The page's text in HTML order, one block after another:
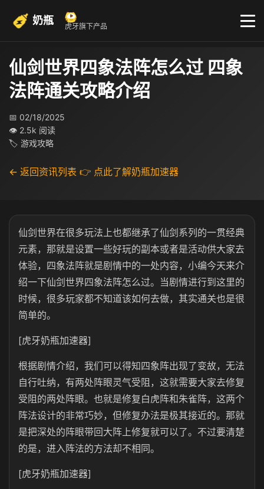
奶瓶 虎牙旗下产品
仙剑世界四象法阵怎么过 四象
法阵通关攻略介绍
📅 02/18/2025
👁 2.5k 阅读
🏷 游戏攻略
← 返回资讯列表 👉 点此了解奶瓶加速器
仙剑世界在很多玩法上也都继承了仙剑系列的一贯经典
元素，那就是设置一些好玩的副本或者是活动供大家去
体验，四象法阵就是剧情中的一处内容，小编今天来介
绍一下仙剑世界四象法阵怎么过。当剧情进行到这里的
时候，很多玩家都不知道该如何去做，其实通关也是很
简单的。
[虎牙奶瓶加速器]
根据剧情介绍，我们可以得知四象阵出现了变故，无法
自行吐纳，有两处阵眼灵气受阻，这就需要大家去修复
受阻的两处阵眼。也就是修复白虎阵和朱雀阵，这两个
阵法设计的非常巧妙，但修复办法是极其接近的。那就
是把深处的阵眼带回大阵上修复就可以了。不过要清楚
的是，进入阵法的方法却不相同。
[虎牙奶瓶加速器]